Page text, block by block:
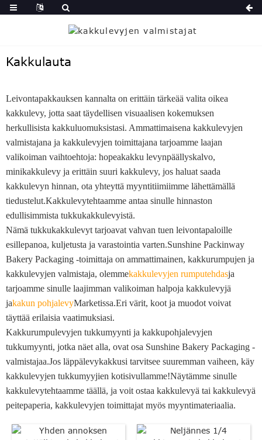
Kakkulauta
Leivontapakkauksen kannalta on erittäin tärkeää valita oikea
kakkulevy, jotta saat täydellisen visuaalisen kokemuksen
herkullisista kakkuluomuksistasi. Ammattimaisena kakkulevyjen
valmistajana ja kakkulevyjen toimittajana tarjoamme laajan
valikoiman vaihtoehtoja: hopeakakku levynpäällyskalvo,
minikakkulevy ja erittäin suuri kakkulevy, jos haluat saada
kakkulevyn hinnan, ota yhteyttä myyntitiimiimme lähettämällä
tiedustelut.Kakkulevytehtaamme antaa sinulle hinnaston
edullisimmista tukkukakkulevyistä.
Nämä tukkukakkulevyt tarjoavat vahvan tuen leivontapaloille
esillepanoa, kuljetusta ja varastointia varten.Sunshine Packinway
Bakery Packaging -toimittaja on ammattimainen, kakkurumpujen ja
kakkulevyjen valmistaja, olemmekakkulevyjen rumputehdasja
tarjoamme sinulle laajimman valikoiman halpoja kakkulevyjä
jakakun pohjalevyMarketissa.Eri värit, koot ja muodot voivat
täyttää erilaisia ​​vaatimuksiasi.
Kakkurumpulevyjen tukkumyynti ja kakkupohjalevyjen
tukkumyynti, jotka näet alla, ovat osa Sunshine Bakery Packaging -
valmistajaa.Jos läppälevykakkusi tarvitsee suuremman vaiheen, käy
kakkulevyjen tukkumyyjien kotisivullamme!Näytämme sinulle
kakkulevytehtaamme täällä, ja voit ostaa kakkulevyä tai kakkulevyä
peitepaperia, kakkulevyjen toimittajat myös myyntimateriaalia.